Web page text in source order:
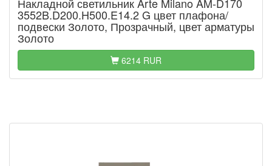
3552B.D200.H500.E14.2 G цвет плафона/
подвески Золото, Прозрачный, цвет арматуры
Золото
6214 RUR